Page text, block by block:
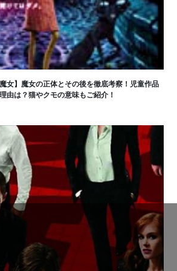
女】魔女の正体とその後を徹底考察！児童作品
由は？猫やクモの意味もご紹介！